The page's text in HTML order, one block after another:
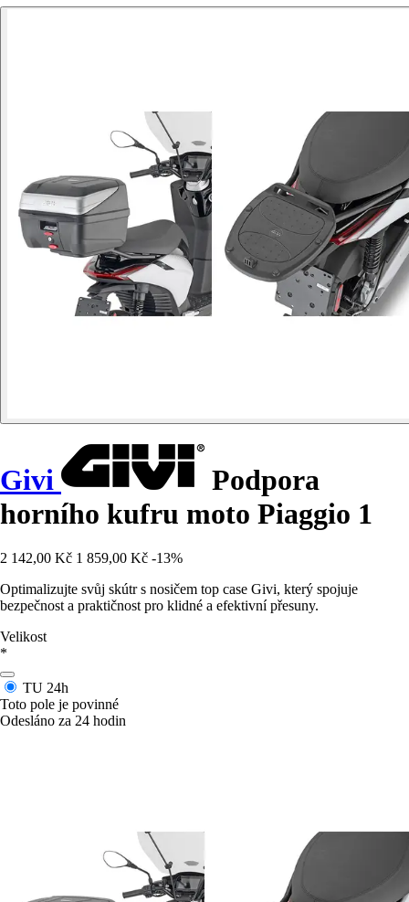
Givi
Podpora
horního kufru moto Piaggio 1
2 142,00 Kč 1 859,00 Kč -13%
Optimalizujte svůj skútr s nosičem top case Givi, který spojuje
bezpečnost a praktičnost pro klidné a efektivní přesuny.
Velikost
*
TU 24h
Toto pole je povinné
Odesláno za 24 hodin